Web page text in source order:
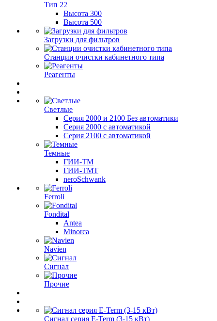
Тип 22
Высота 300
Высота 500
Загрузки для фильтров
Станции очистки кабинетного типа
Реагенты
Светлые
Серия 2000 и 2100 Без автоматики
Серия 2000 с автоматикой
Серия 2100 с автоматикой
Темные
ГИИ-ТМ
ГИИ-ТМТ
neroSchwank
Ferroli
Fondital
Antea
Minorca
Navien
Сигнал
Прочие
Сигнал серия E-Term (3-15 кВт)